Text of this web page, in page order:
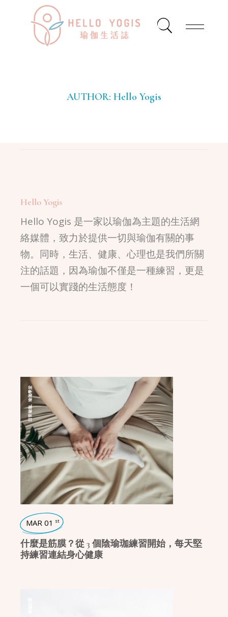
AUTHOR: Hello Yogis
Hello Yogis
Hello Yogis 是一家以瑜伽為主題的生活網
絡媒體，致力於提供一切與瑜伽有關的事
物。同時，生活、健康、心理也是我們所關
注的話題，因為瑜伽不僅是一種練習，更是
一個可以實踐的生活態度！
日常瑜珈
瑜珈學堂
MAR 01 st
什麼是筋膜？從 3 個陰瑜珈練習開始，每天堅
持練習連結身心健康